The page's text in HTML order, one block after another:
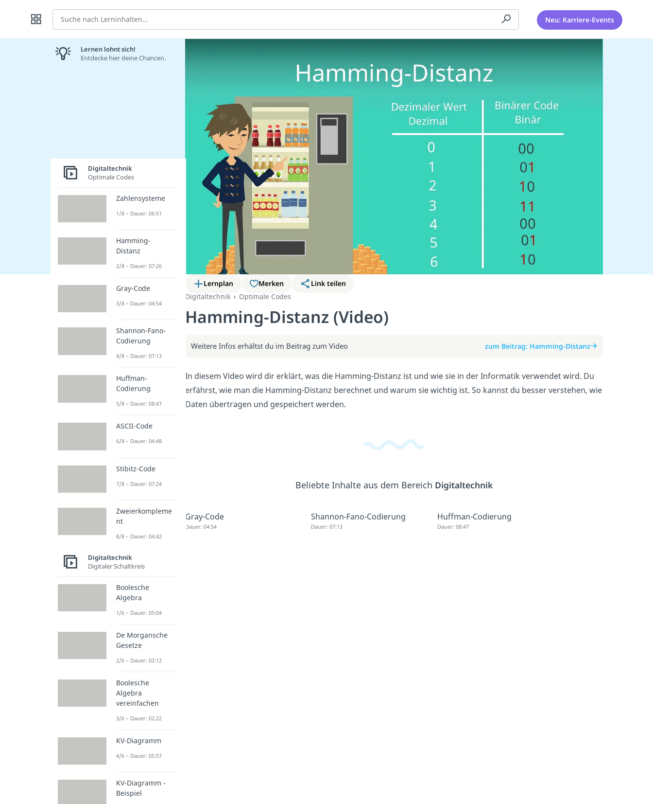
Suche Neu: Karriere-Events
Lernplan Merken
Link teilen
Digitaltechnik
Optimale Codes
Hamming-Distanz (Video)
Weitere Infos erhältst du im Beitrag zum Video zum Beitrag: Hamming-Distanz
In diesem Video wird dir erklärt, was die Hamming-Distanz ist und wie sie in der Informatik verwendet wird. Du
erfährst, wie man die Hamming-Distanz berechnet und warum sie wichtig ist. So kannst du besser verstehen, wie
Daten übertragen und gespeichert werden.
Beliebte Inhalte aus dem Bereich Digitaltechnik
Gray-Code
Dauer: 04:54
Shannon-Fano-Codierung
Dauer: 07:13
Huffman-Codierung
Dauer: 08:47
Lernen lohnt sich!
Entdecke hier deine Chancen.
Digitaltechnik
Optimale Codes
Zahlensysteme
1/8 – Dauer: 06:51
Hamming-
Distanz
2/8 – Dauer: 07:26
Gray-Code
3/8 – Dauer: 04:54
Shannon-Fano-
Codierung
4/8 – Dauer: 07:13
Huffman-
Codierung
5/8 – Dauer: 08:47
ASCII-Code
6/8 – Dauer: 04:48
Stibitz-Code
7/8 – Dauer: 07:24
Zweierkompleme
nt
8/8 – Dauer: 04:42
Digitaltechnik
Digitaler Schaltkreis
Boolesche
Algebra
1/6 – Dauer: 05:04
De Morgansche
Gesetze
2/6 – Dauer: 03:12
Boolesche
Algebra
vereinfachen
3/6 – Dauer: 02:22
KV-Diagramm
4/6 – Dauer: 05:57
KV-Diagramm -
Beispiel